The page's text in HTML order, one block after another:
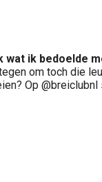
ik bedoelde
om toch die
Op